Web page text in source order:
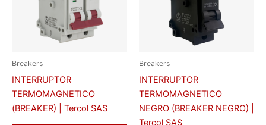
Breakers
INTERRUPTOR
TERMOMAGNETICO
(BREAKER) | Tercol SAS
Breakers
INTERRUPTOR
TERMOMAGNETICO
NEGRO (BREAKER NEGRO) |
Tercol SAS